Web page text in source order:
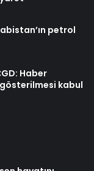
petrol
Haber
gösterilmesi kabul